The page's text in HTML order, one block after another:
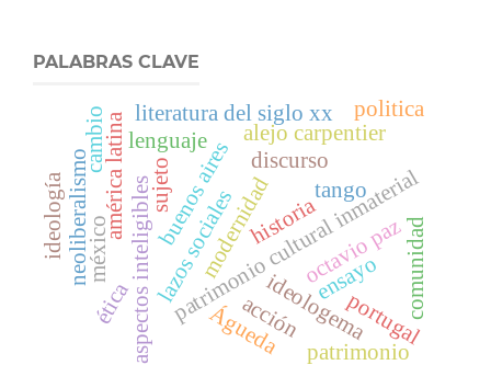
PALABRAS CLAVE
patrimonio cultural inmaterial
tango
aspectos inteligiblesbuenos aires
lazos socialesmodernidad
sujeto
lenguaje
discurso
américa latina literatura del siglo xx
ideologema
ensayo
alejo carpentier
octavio paz
Águeda portugal
méxico historia comunidad
politica
acción
cambio
neoliberalismo
ética
ideología
patrimonio